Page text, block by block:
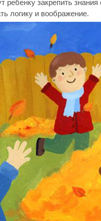
ребенку закрепить
логику и воображение.